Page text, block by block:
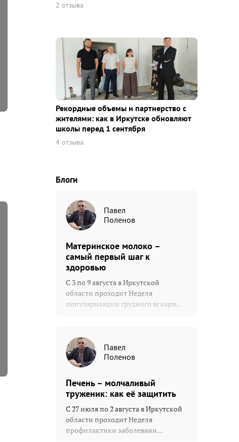
2 отзыва
Рекордные объемы и партнерство с
жителями: как в Иркутске обновляют
школы перед 1 сентября
4 отзыва
Блоги
Павел
Поленов
Материнское молоко –
самый первый шаг к
здоровью
С 3 по 9 августа в Иркутской
области проходит Неделя
популяризации грудного вскарм...
Павел
Поленов
Печень – молчаливый
труженик: как её защитить
С 27 июля по 2 августа в Иркутской
области проходит Неделя
профилактики заболевани...